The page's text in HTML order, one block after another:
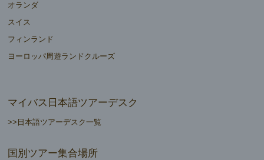
オランダ
スイス
フィンランド
ヨーロッパ周遊ランドクルーズ
マイバス日本語ツアーデスク
>>日本語ツアーデスク一覧
国別ツアー集合場所